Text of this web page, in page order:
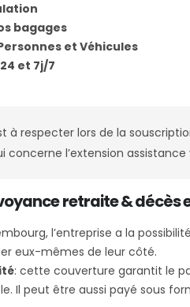
bagages
et Véhicules
et 7j/7
à respecter lors de la
concerne l’extension assistance
retraite & décès
l’entreprise a la
eux-mêmes de leur côté.
: cette couverture garantit le
Il peut être aussi payé sous